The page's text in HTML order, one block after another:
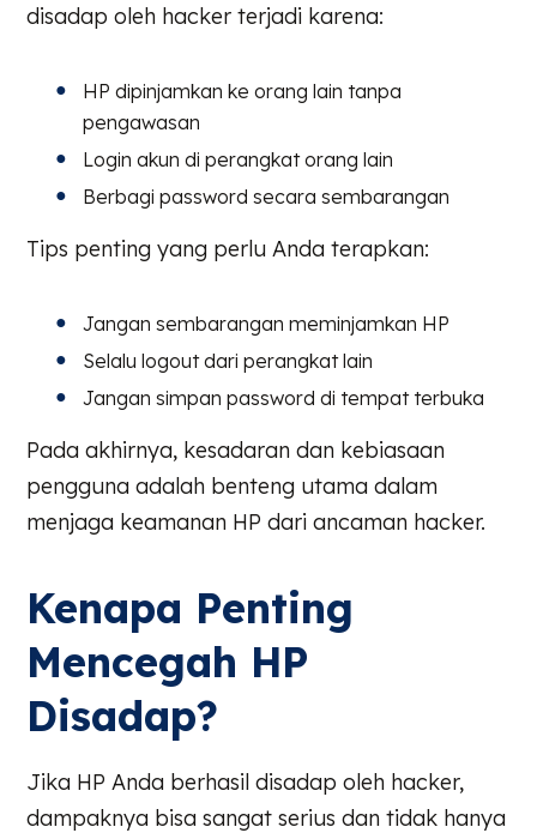
disadap oleh hacker terjadi karena:
HP dipinjamkan ke orang lain tanpa
pengawasan
Login akun di perangkat orang lain
Berbagi password secara sembarangan
Tips penting yang perlu Anda terapkan:
Jangan sembarangan meminjamkan HP
Selalu logout dari perangkat lain
Jangan simpan password di tempat terbuka
Pada akhirnya, kesadaran dan kebiasaan
pengguna adalah benteng utama dalam
menjaga keamanan HP dari ancaman hacker.
Kenapa Penting
Mencegah HP
Disadap?
Jika HP Anda berhasil disadap oleh hacker,
dampaknya bisa sangat serius dan tidak hanya